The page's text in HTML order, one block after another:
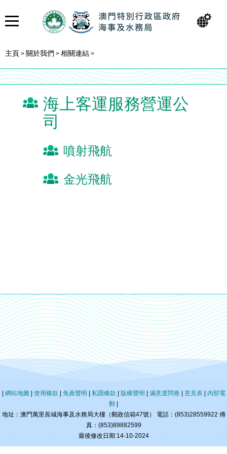
主頁 > 關於我們 > 相關連結 >
海上客運服務營運公
司
噴射飛航
金光飛航
| 網站地圖 | 使用條款 | 免責聲明 | 私隱條款 | 版權聲明 | 滿意度問卷| 意見表| 內部電
郵 |
地址：澳門萬里長城海事及水務局大樓（郵政信箱47號） 電話：(853)28559922 傳
真：(853)89882599
最後修改日期:14-10-2024